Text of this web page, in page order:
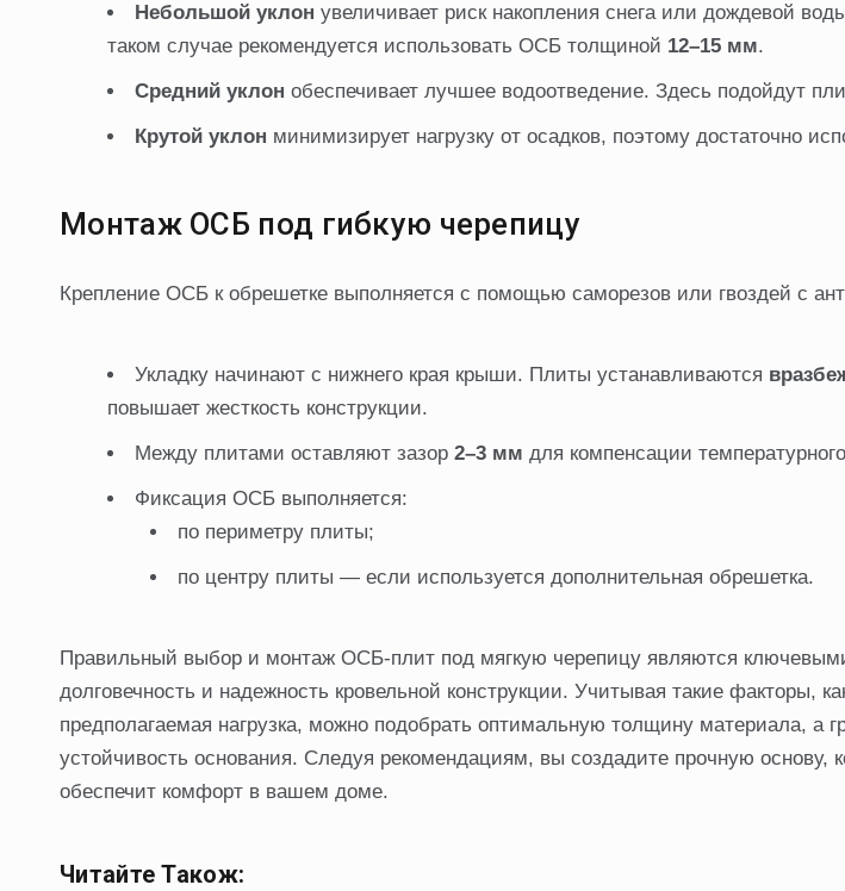
Небольшой уклон увеличивает риск накопления снега или дождевой
таком случае рекомендуется использовать ОСБ толщиной 12–15 мм.
Средний уклон обеспечивает лучшее водоотведение. Здесь подойдут
Крутой уклон минимизирует нагрузку от осадков, поэтому достаточно
Монтаж ОСБ под гибкую черепицу
Крепление ОСБ к обрешетке выполняется с помощью саморезов или гвоздей с
Укладку начинают с нижнего края крыши. Плиты устанавливаются
повышает жесткость конструкции.
Между плитами оставляют зазор 2–3 мм для компенсации
Фиксация ОСБ выполняется:
по периметру плиты;
по центру плиты — если используется дополнительная обрешетка.
Правильный выбор и монтаж ОСБ-плит под мягкую черепицу являются
долговечность и надежность кровельной конструкции. Учитывая такие факторы,
предполагаемая нагрузка, можно подобрать оптимальную толщину материала, а
устойчивость основания. Следуя рекомендациям, вы создадите прочную основу,
обеспечит комфорт в вашем доме.
Читайте Також: